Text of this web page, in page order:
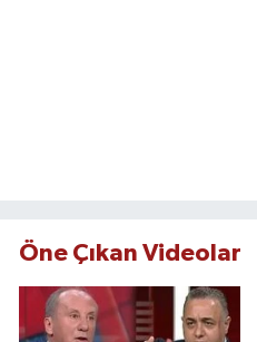
Öne Çıkan Videolar